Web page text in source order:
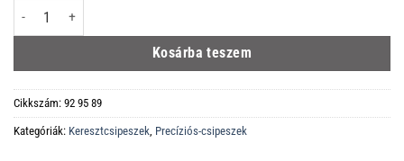
92 95 89 Keresztcsipesz 160 mm mennyiség
Kosárba teszem
Cikkszám: 92 95 89
Kategóriák: Keresztcsipeszek, Precíziós-csipeszek